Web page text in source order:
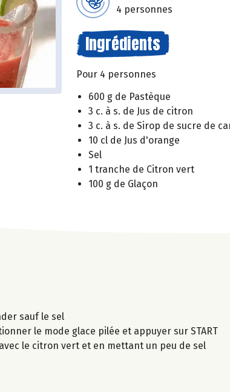
4 personnes
Ingrédients
Pour 4 personnes
600 g de Pastèque
3 c. à s. de Jus de citron
3 c. à s. de Sirop de sucre de
10 cl de Jus d'orange
Sel
1 tranche de Citron vert
100 g de Glaçon
sauf le sel
le mode glace pilée et appuyer sur START
le citron vert et en mettant un peu de sel